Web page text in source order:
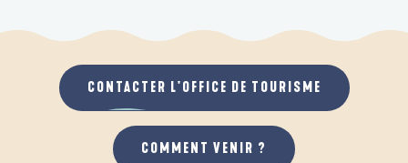
CONTACTER L'OFFICE DE TOURISME
COMMENT VENIR ?